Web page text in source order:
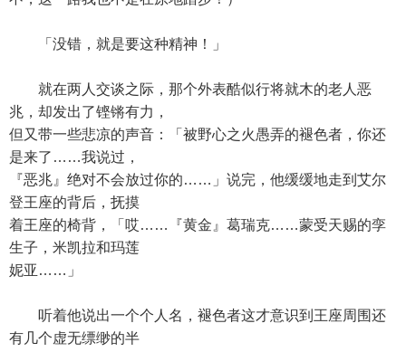
「没错，就是要这种精神！」
就在两人交谈之际，那个外表酷似行将就木的老人恶
兆，却发出了铿锵有力，
但又带一些悲凉的声音：「被野心之火愚弄的褪色者，你还
是来了……我说过，
『恶兆』绝对不会放过你的……」说完，他缓缓地走到艾尔
登王座的背后，抚摸
着王座的椅背，「哎……『黄金』葛瑞克……蒙受天赐的孪
生子，米凯拉和玛莲
妮亚……」
听着他说出一个个人名，褪色者这才意识到王座周围还
有几个虚无缥缈的半